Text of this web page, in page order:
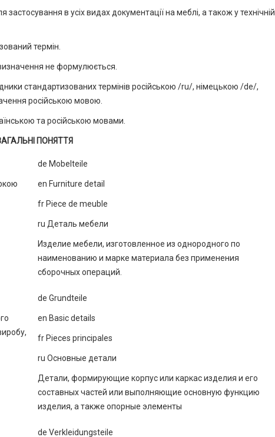
в усіх видах документації на меблі, а також у технічній
термін.
визначення не формулюється.
стандартизованих термінів російською /ru/, німецькою /de/,
російською мовою.
та російською мовами.
ПОНЯТТЯ
de Mobelteile
еn Furniture detail
fr Piece de meuble
ru Деталь мебели
Изделие мебели, изготовленное из однородного по
наименованию и марке материала без применения
сборочных операций.
de Grundteile
еn Basic details
fr Pieces principales
ru Основные детали
Детали, формирующие корпус или каркас изделия и его
составных частей или выполняющие основную функцию
изделия, а также опорные элементы
de Verkleidungsteile